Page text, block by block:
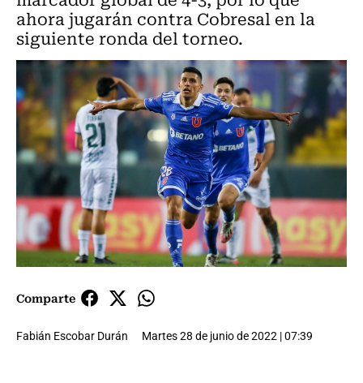
ahora jugarán contra Cobresal en la
siguiente ronda del torneo.
Comparte
Fabián Escobar Durán Martes 28 de junio de 2022 | 07:39